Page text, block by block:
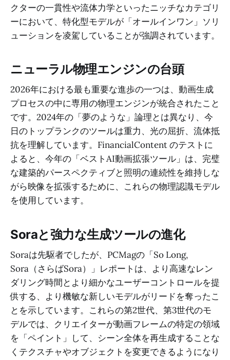
クターの一貫性や流体力学といったニッチなカテゴリ
ーにおいて、特化型モデルが「オールインワン」ソリ
ューションを凌駕していることが強調されています。
ニューラル物理エンジンの台頭
2026年における最も重要な進歩の一つは、動画生成
プロセスの中に専用の物理エンジンが統合されたこと
です。2024年の「夢のような」論理とは異なり、今
日のトップランクのツールは重力、光の屈折、流体抵
抗を理解しています。FinancialContent のテストに
よると、今年の「ベストAI動画拡張ツール」は、完璧
な建築的パースペクティブと照明の連続性を維持しな
がら映像を拡張するために、これらの物理認識モデル
を使用しています。
Soraと強力な生成ツールの進化
Soraは先駆者でしたが、PCMagの「So Long,
Sora（さらばSora）」レポートは、より高速なレン
ダリング時間とより細かなユーザーコントロールを提
供する、より機敏な新しいモデルがリードを奪ったこ
とを示しています。これらの第2世代、第3世代のモ
デルでは、クリエイターが動画フレームの特定の領域
を「ペイント」して、シーン全体を再生成することな
くテクスチャやオブジェクトを変更できるようになり